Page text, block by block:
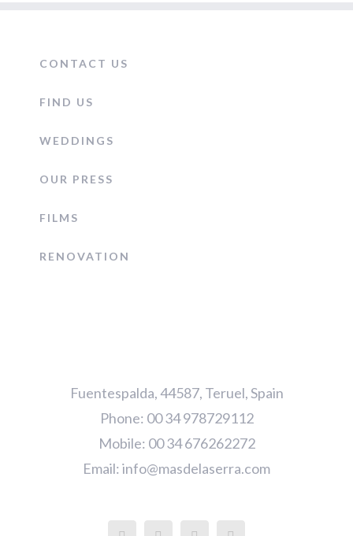
CONTACT US
FIND US
WEDDINGS
OUR PRESS
FILMS
RENOVATION
Fuentespalda, 44587, Teruel, Spain
Phone: 00 34 978729112
Mobile: 00 34 676262272
Email: info@masdelaserra.com